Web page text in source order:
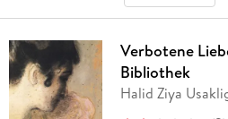
Verbotene
Bibliothek
Halid Ziya